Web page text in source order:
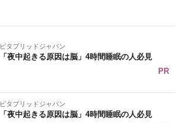
ビタブリッドジャパン
「夜中起きる原因は脳」4時間睡眠の人必見
PR
ビタブリッドジャパン
「夜中起きる原因は脳」4時間睡眠の人必見